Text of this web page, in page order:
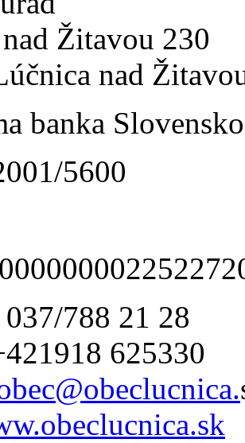
Žitavou 230
nad
banka
5600
788 21 28
625330